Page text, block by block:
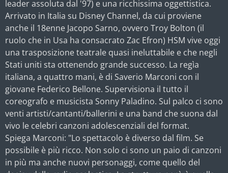
leader assoluta dal '97) e una ricchissima oggettistica.
Arrivato in Italia su Disney Channel, da cui proviene
anche il 18enne Jacopo Sarno, ovvero Troy Bolton (il
ruolo che in Usa ha consacrato Zac Efron) HSM vive oggi
una trasposizione teatrale quasi ineluttabile e che negli
Stati uniti sta ottenendo grande successo. La regìa
italiana, a quattro mani, è di Saverio Marconi con il
giovane Federico Bellone. Supervisiona il tutto il
coreografo e musicista Sonny Paladino. Sul palco ci sono
venti artisti/cantanti/ballerini e una band che suona dal
vivo le celebri canzoni adolescenziali del format.
Spiega Marconi: "Lo spettacolo è diverso dal film. Se
possibile è più ricco. Non solo ci sono un paio di canzoni
in più ma anche nuovi personaggi, come quello del